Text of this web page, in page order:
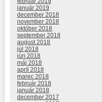
január 2019
december 2018
november 2018
október 2018
september 2018
august 2018
júl 2018
jún 2018
máj 2018
apríl 2018
marec 2018
február 2018
január 2018
december 2017